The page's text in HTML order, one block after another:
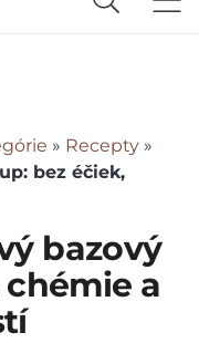
» Recepty »
bez éčiek,
bazový
a